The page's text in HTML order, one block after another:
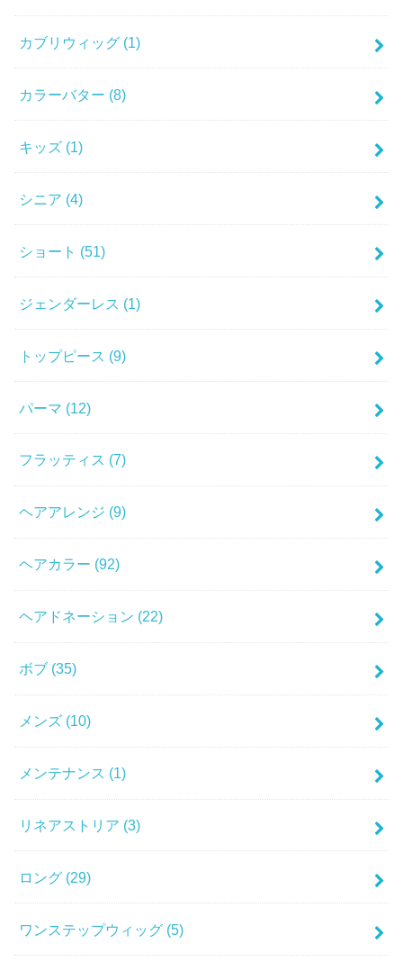
カブリウィッグ (1)
カラーバター (8)
キッズ (1)
シニア (4)
ショート (51)
ジェンダーレス (1)
トップピース (9)
パーマ (12)
フラッティス (7)
ヘアアレンジ (9)
ヘアカラー (92)
ヘアドネーション (22)
ボブ (35)
メンズ (10)
メンテナンス (1)
リネアストリア (3)
ロング (29)
ワンステップウィッグ (5)